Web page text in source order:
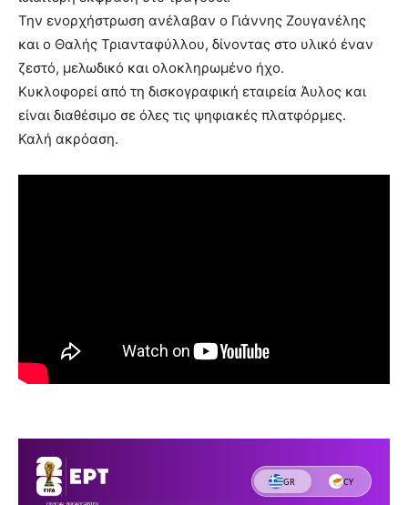
Την ενορχήστρωση ανέλαβαν ο Γιάννης Ζουγανέλης
και ο Θαλής Τριανταφύλλου, δίνοντας στο υλικό έναν
ζεστό, μελωδικό και ολοκληρωμένο ήχο.
Κυκλοφορεί από τη δισκογραφική εταιρεία Άυλος και
είναι διαθέσιμο σε όλες τις ψηφιακές πλατφόρμες.
Καλή ακρόαση.